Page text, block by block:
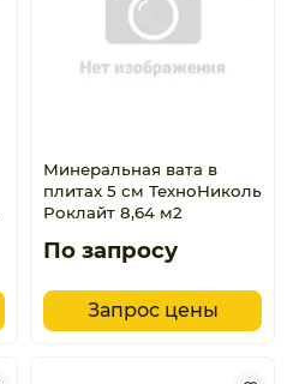
Минеральная вата в
плитах 5 см ТехноНиколь
Роклайт 8,64 м2
По запросу
Запрос цены